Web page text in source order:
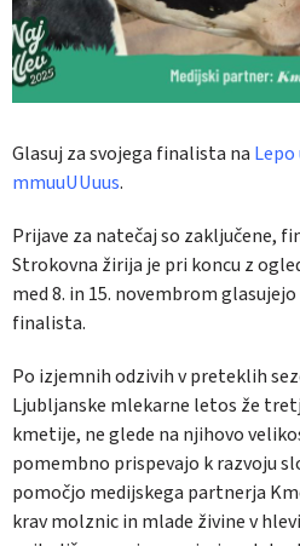
Glasuj za svojega finalista na
mmuuUUuus.
Prijave za natečaj so zaključene,
Strokovna žirija je pri koncu z
med 8. in 15. novembrom
finalista.
Po izjemnih odzivih v preteklih
Ljubljanske mlekarne letos že
kmetije, ne glede na njihovo
pomembno prispevajo k razvoju
pomočjo medijskega partnerja
krav molznic in mlade živine v